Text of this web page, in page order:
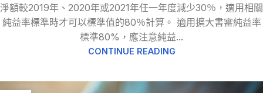
淨額較2019年、2020年或2021年任一年度減少30％，適用相關
純益率標準時才可以標準值的80％計算。 適用擴大書審純益率
標準80%，應注意純益...
CONTINUE READING